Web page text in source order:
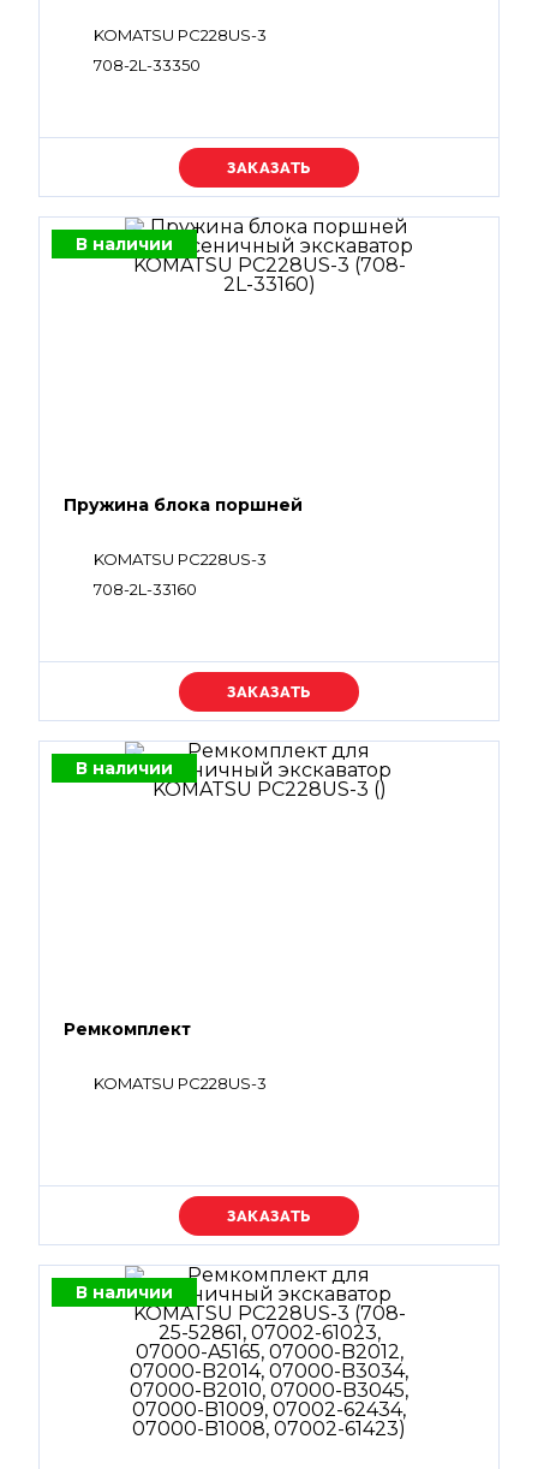
KOMATSU PC228US-3
708-2L-33350
Уточняйте цену
В наличии
Пружина блока поршней
KOMATSU PC228US-3
708-2L-33160
Уточняйте цену
В наличии
Ремкомплект
KOMATSU PC228US-3
Уточняйте цену
В наличии